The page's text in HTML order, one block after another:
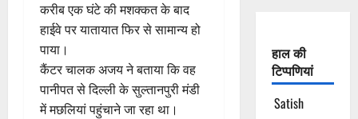
करीब एक घंटे की मशक्कत के बाद
हाईवे पर यातायात फिर से सामान्य हो
पाया।
कैंटर चालक अजय ने बताया कि वह
पानीपत से दिल्ली के सुल्तानपुरी मंडी
में मछलियां पहुंचाने जा रहा था।
हाल की
टिप्पणियां
Satish